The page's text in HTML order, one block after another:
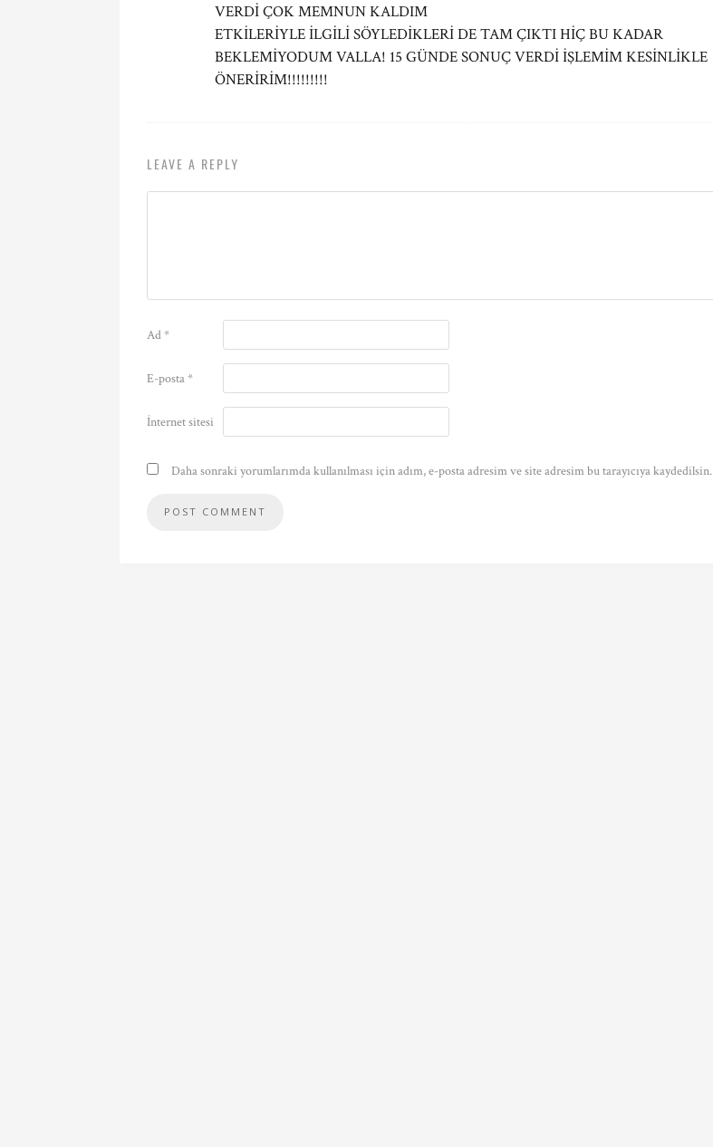
VERDİ ÇOK MEMNUN KALDIM
ETKİLERİYLE İLGİLİ SÖYLEDİKLERİ DE TAM ÇIKTI HİÇ BU KADAR
BEKLEMİYODUM VALLA! 15 GÜNDE SONUÇ VERDİ İŞLEMİM KESİNLİKLE
ÖNERİRİM!!!!!!!!!
LEAVE A REPLY
Ad*
E-posta*
İnternet sitesi
Daha sonraki yorumlarımda kullanılması için adım, e-posta adresim ve site adresim bu tarayıcıya kaydedilsin.